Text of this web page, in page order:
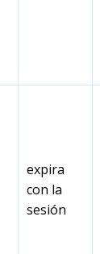
expira
con la
sesión